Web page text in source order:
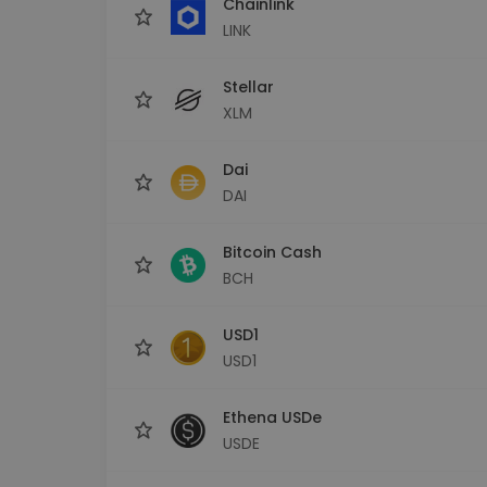
LINK
Stellar
XLM
Dai
DAI
Bitcoin Cash
BCH
USD1
USD1
Ethena USDe
USDE